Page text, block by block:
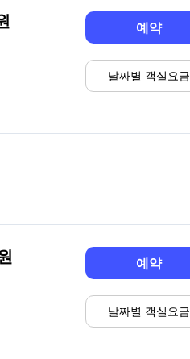
예약
날짜별 객실요금
예약
날짜별 객실요금